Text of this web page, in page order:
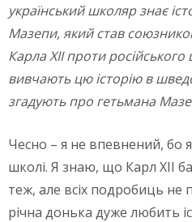
український школяр знає
Мазепи, який став
Карла ХІІ проти
вивчають цю історію в
згадують про гетьмана
Чесно – я не впевнений, бо
школі. Я знаю, що Карл ХІІ
теж, але всіх подробиць не
річна донька дуже любить